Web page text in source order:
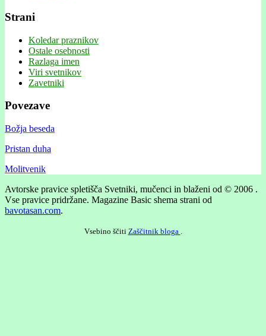
Strani
Koledar praznikov
Ostale osebnosti
Razlaga imen
Viri svetnikov
Zavetniki
Povezave
Božja beseda
Pristan duha
Molitvenik
Avtorske pravice spletišča Svetniki, mučenci in blaženi od © 2006 .
Vse pravice pridržane. Magazine Basic shema strani od
bavotasan.com.
Vsebino ščiti Zaščitnik bloga